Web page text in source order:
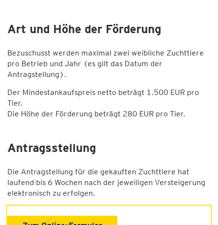
Art und Höhe der Förderung
Bezuschusst werden maximal zwei weibliche Zuchttiere
pro Betrieb und Jahr (es gilt das Datum der
Antragstellung).
Der Mindestankaufspreis netto beträgt 1.500 EUR pro
Tier.
Die Höhe der Förderung beträgt 280 EUR pro Tier.
Antragsstellung
Die Antragstellung für die gekauften Zuchttiere hat
laufend bis 6 Wochen nach der jeweiligen Versteigerung
elektronisch zu erfolgen.